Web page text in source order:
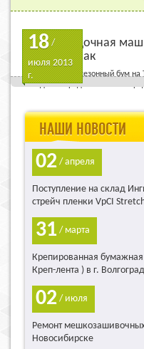
18/
июля 2013
г.
Термоусадочная
Стерлитамак
Продолжается сезонный бум на
сегодня очередной автомат
НАШИ НОВОСТИ
02 / апреля
Поступление на склад
стрейч пленки VpCI
31 / марта
Крепированная
Креп-лента ) в г. Волгоград
02 / июля
Ремонт
Новосибирске